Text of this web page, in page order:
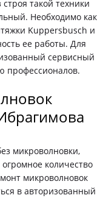
такой техники
Необходимо как
Kuppersbusch и
ее работы. Для
сервисный
профессионалов.
микроволновки,
количество
микроволновок
в авторизованный